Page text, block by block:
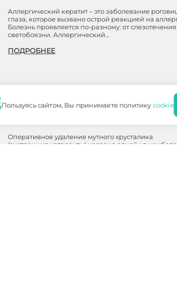
Аллергический кератит – это заболевание
глаза, которое вызвано острой реакцией на
Болезнь проявляется по-разному: от
светобоязни. Аллергический…
ПОДРОБНЕЕ
Катаракта
Оперативное удаление мутного хрусталика
(экстракция катаракты) названо одной из
Пользуясь сайтом, Вы принимаете политикуcookie